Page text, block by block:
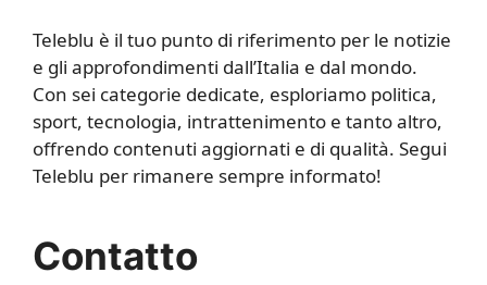
Teleblu è il tuo punto di riferimento per le notizie
e gli approfondimenti dall’Italia e dal mondo.
Con sei categorie dedicate, esploriamo politica,
sport, tecnologia, intrattenimento e tanto altro,
offrendo contenuti aggiornati e di qualità. Segui
Teleblu per rimanere sempre informato!
Contatto